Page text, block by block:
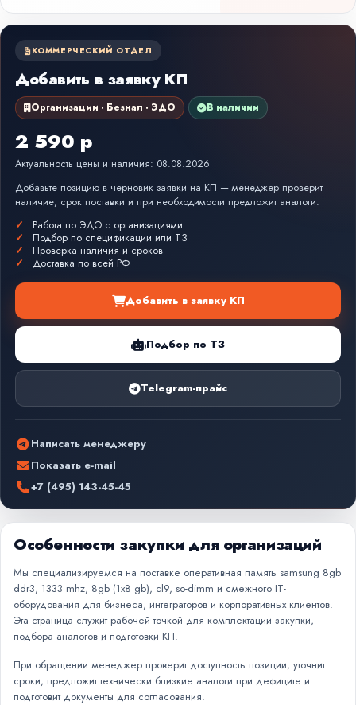
КОММЕРЧЕСКИЙ ОТДЕЛ
Добавить в заявку КП
Организации · Безнал · ЭДО В наличии
2 590 р
Актуальность цены и наличия: 08.08.2026
Добавьте позицию в черновик заявки на КП — менеджер проверит
наличие, срок поставки и при необходимости предложит аналоги.
Работа по ЭДО с организациями
Подбор по спецификации или ТЗ
Проверка наличия и сроков
Доставка по всей РФ
Добавить в заявку КП
Подбор по ТЗ
Telegram-прайс
Написать менеджеру
Показать e-mail
+7 (495) 143-45-45
Особенности закупки для организаций
Мы специализируемся на поставке оперативная память samsung 8gb
ddr3, 1333 mhz, 8gb (1x8 gb), cl9, so-dimm и смежного IT-
оборудования для бизнеса, интеграторов и корпоративных клиентов.
Эта страница служит рабочей точкой для комплектации закупки,
подбора аналогов и подготовки КП.
При обращении менеджер проверит доступность позиции, уточнит
сроки, предложит технически близкие аналоги при дефиците и
подготовит документы для согласования.